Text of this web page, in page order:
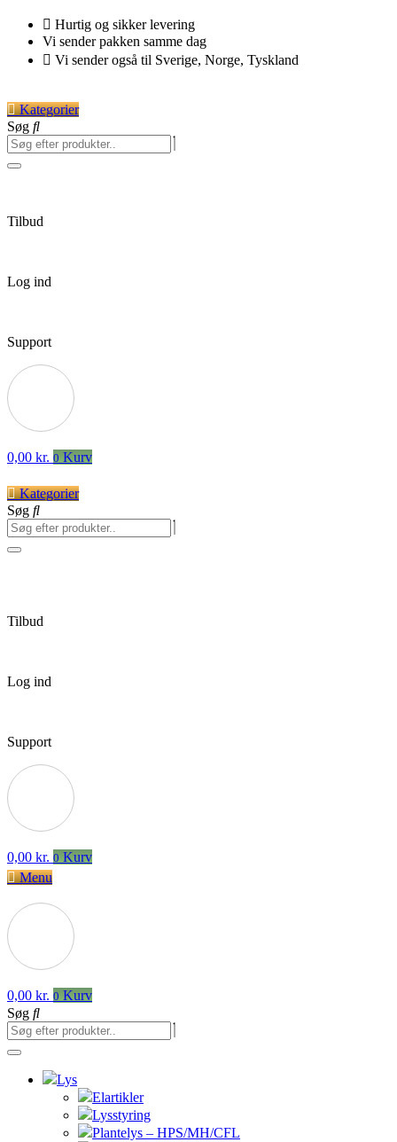
Videre
indhold
Hurtig og sikker levering
Vi sender pakken samme dag
Vi sender også til Sverige, Norge, Tyskland
Kategorier
Søg
Tilbud
Log ind
Support
0,00 kr. 0 Kurv
Kategorier
Søg
Tilbud
Log ind
Support
0,00 kr. 0 Kurv
Menu
0,00 kr. 0 Kurv
Søg
Lys
Elartikler
Lysstyring
Plantelys – HPS/MH/CFL